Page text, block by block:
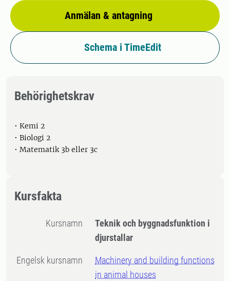
Anmälan & antagning
Schema i TimeEdit
Behörighetskrav
• Kemi 2
• Biologi 2
• Matematik 3b eller 3c
Kursfakta
Kursnamn
Teknik och byggnadsfunktion i
djurstallar
Engelsk kursnamn
Machinery and building functions
in animal houses